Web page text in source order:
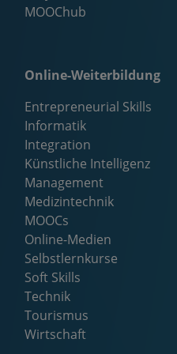
MOOChub
Online-Weiterbildung
Entrepreneurial Skills
Informatik
Integration
Künstliche Intelligenz
Management
Medizintechnik
MOOCs
Online-Medien
Selbstlernkurse
Soft Skills
Technik
Tourismus
Wirtschaft